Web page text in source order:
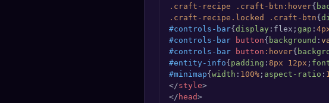
.craft-recipe
.craft-btn :hover{
.craft-recipe .locked .craft-btn{
#controls-bar{ display :flex; gap :
#controls-bar
button{ background :
#controls-bar
button :hover{
#entity-info{ padding : 8px 12px ;
#minimap{ width : 100% ; aspect-ratio :
</style>
</ head>